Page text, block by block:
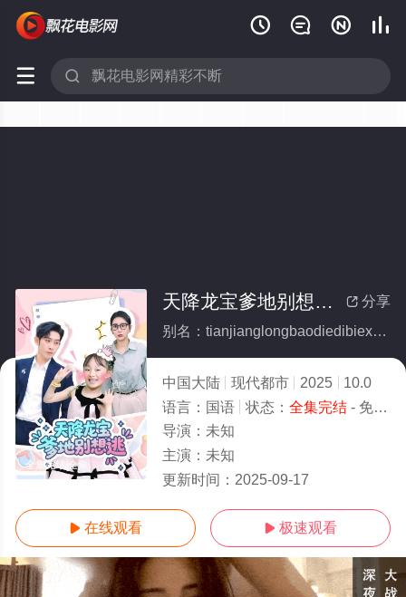
   
 
全集完结/全集
 分享
天降龙宝爹地别想逃(全集)
别名：tianjianglongbaodiedibiexiangtao
中国大陆 现代都市 2025
10.0
语言： 国语 状态： 全集完结- 免费在线观看
导演： 未知
主演： 未知
更新时间： 2025-09-17
 在线观看  极速观看